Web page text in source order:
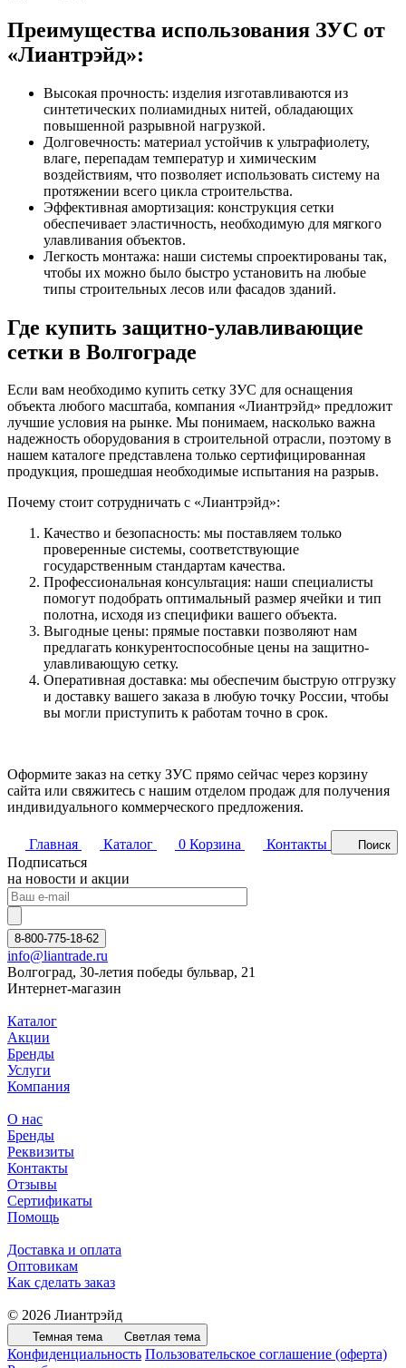
Преимущества использования ЗУС от
«Лиантрэйд»:
Высокая прочность: изделия изготавливаются из
синтетических полиамидных нитей, обладающих
повышенной разрывной нагрузкой.
Долговечность: материал устойчив к ультрафиолету,
влаге, перепадам температур и химическим
воздействиям, что позволяет использовать систему на
протяжении всего цикла строительства.
Эффективная амортизация: конструкция сетки
обеспечивает эластичность, необходимую для мягкого
улавливания объектов.
Легкость монтажа: наши системы спроектированы так,
чтобы их можно было быстро установить на любые
типы строительных лесов или фасадов зданий.
Где купить защитно-улавливающие
сетки в Волгограде
Если вам необходимо купить сетку ЗУС для оснащения
объекта любого масштаба, компания «Лиантрэйд» предложит
лучшие условия на рынке. Мы понимаем, насколько важна
надежность оборудования в строительной отрасли, поэтому в
нашем каталоге представлена только сертифицированная
продукция, прошедшая необходимые испытания на разрыв.
Почему стоит сотрудничать с «Лиантрэйд»:
Качество и безопасность: мы поставляем только
проверенные системы, соответствующие
государственным стандартам качества.
Профессиональная консультация: наши специалисты
помогут подобрать оптимальный размер ячейки и тип
полотна, исходя из специфики вашего объекта.
Выгодные цены: прямые поставки позволяют нам
предлагать конкурентоспособные цены на защитно-
улавливающую сетку.
Оперативная доставка: мы обеспечим быструю отгрузку
и доставку вашего заказа в любую точку России, чтобы
вы могли приступить к работам точно в срок.
Оформите заказ на сетку ЗУС прямо сейчас через корзину
сайта или свяжитесь с нашим отделом продаж для получения
индивидуального коммерческого предложения.
Главная Каталог 0 Корзина Контакты Поиск
Подписаться
на новости и акции
8-800-775-18-62
info@liantrade.ru
Волгоград, 30-летия победы бульвар, 21
Интернет-магазин
Каталог
Акции
Бренды
Услуги
Компания
О нас
Бренды
Реквизиты
Контакты
Отзывы
Сертификаты
Помощь
Доставка и оплата
Оптовикам
Как сделать заказ
© 2026 Лиантрэйд
Темная тема Светлая тема
Конфиденциальность Пользовательское соглашение (оферта)